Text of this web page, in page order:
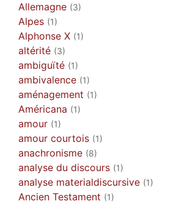
Allemagne (3)
Alpes (1)
Alphonse X (1)
altérité (3)
ambiguïté (1)
ambivalence (1)
aménagement (1)
Américana (1)
amour (1)
amour courtois (1)
anachronisme (8)
analyse du discours (1)
analyse materialdiscursive (1)
Ancien Testament (1)